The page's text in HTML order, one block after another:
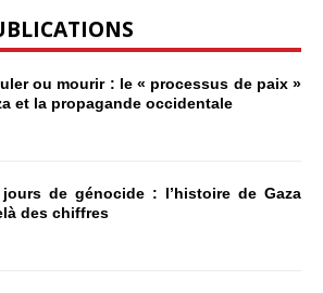
ou mourir : le « processus de paix »
et la propagande occidentale
de génocide : l’histoire de Gaza
des chiffres